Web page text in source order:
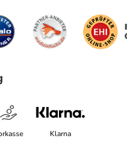
Klarna